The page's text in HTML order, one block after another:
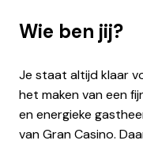
Wie ben jij?
Je staat altijd klaar
het maken van een
en energieke
van Gran Casino.